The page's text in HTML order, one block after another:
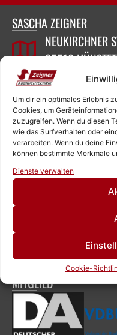
Um dir ein optimales Erlebnis
Cookies, um
zuzugreifen. Wenn du diesen
wie das Surfverhalten oder
verarbeiten. Wenn du deine
können bestimmte Merkmale
Dienste verwalten
Cookie-
SASCHA ZEIGNER
NEUKIRCHNER
65510
+49 6126
SOCIAL MEDIA
MONTAG – FREITAG
7:00 – 16:30
MITGLIED